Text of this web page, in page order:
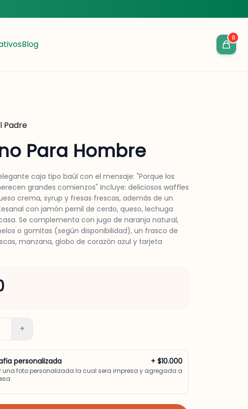
Blog
0
Padre
Para Hombre
caja tipo baúl con el mensaje: "Porque los
grandes comienzos" Incluye: deliciosos waffles
crema, syrup y fresas frescas, además de un
con jamón pernil de cerdo, queso, lechuga
Se complementa con jugo de naranja natural,
o gomitas (según disponibilidad), un frasco de
manzana, globo de corazón azul y tarjeta
+
personalizada + $10.000
una foto personalizada la cual sera impresa y agregada a